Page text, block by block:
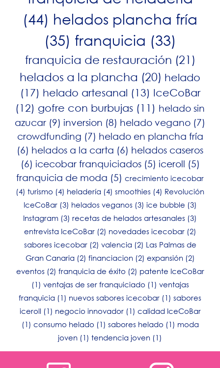
(44) helados plancha fría
(35) franquicia (33)
franquicia de restauración (21)
helados a la plancha (20) helado
(17) helado artesanal (13) IceCoBar
(12) gofre con burbujas (11) helado sin
azucar (9) inversion (8) helado vegano (7)
crowdfunding (7) helado en plancha fría
(6) helados a la carta (6) helados caseros
(6) icecobar franquiciados (5) iceroll (5)
franquicia de moda (5) crecimiento icecobar
(4) turismo (4) heladería (4) smoothies (4) Revolución
IceCoBar (3) helados veganos (3) ice bubble (3)
Instagram (3) recetas de helados artesanales (3)
entrevista IceCoBar (2) novedades icecobar (2)
sabores icecobar (2) valencia (2) Las Palmas de
Gran Canaria (2) financiacion (2) expansión (2)
eventos (2) franquicia de éxito (2) patente IceCoBar
(1) ventajas de ser franquiciado (1) ventajas
franquicia (1) nuevos sabores icecobar (1) sabores
iceroll (1) negocio innovador (1) calidad IceCoBar
(1) consumo helado (1) sabores helado (1) moda
joven (1) tendencia joven (1)